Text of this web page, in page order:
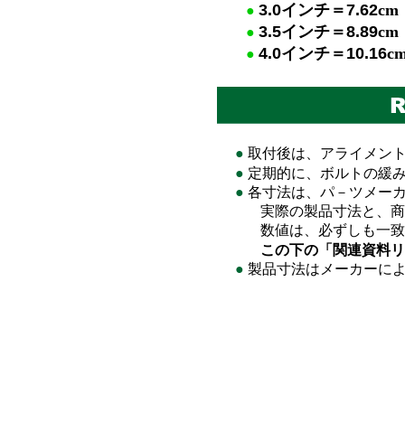
● 3.0イ ンチ＝7.62cm
● 3.5イ ンチ＝8.89cm
● 4.0イ ンチ＝ 10.16
● 取付後は、アライメン
● 定期的に、ボルトの緩
● 各寸法は、パ－ツメー
実際の製品寸法と、商
数値は、必ずしも一致
この下の「関連資料
● 製品寸法はメーカーに